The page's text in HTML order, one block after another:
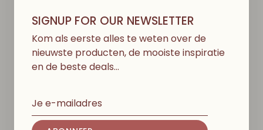
T V IN D JEMISSC HIENOOK
SIGNUP FOR OUR NEWSLETTER
Kom als eerste alles te weten over de
nieuwste producten, de mooiste inspiratie
en de beste deals…